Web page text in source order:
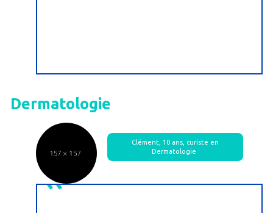
Dermatologie
Clément, 10 ans, curiste en
Dermatologie